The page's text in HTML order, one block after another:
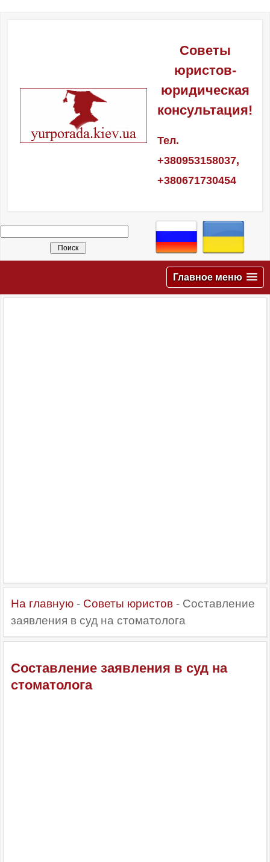
Советы
юристов-
юридическая
консультация!
Тел.
+380953158037,
+380671730454
Главное меню
На главную - Советы юристов - Составление
заявления в суд на стоматолога
Составление заявления в суд на
стоматолога